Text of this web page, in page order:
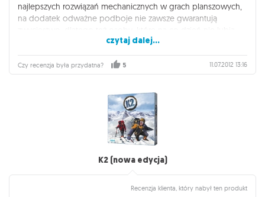
najlepszych rozwiązań mechanicznych w grach planszowych,
na dodatek odważne podboje nie zawsze gwarantują
ostrej konkurencji powinny znaleźć w tej grze miłą
odskocznię :)
czytaj dalej...
Czy recenzja była przydatna? 5 11.07.2012 13:16
K2 (nowa edycja)
Recenzja klienta, który nabył ten produkt